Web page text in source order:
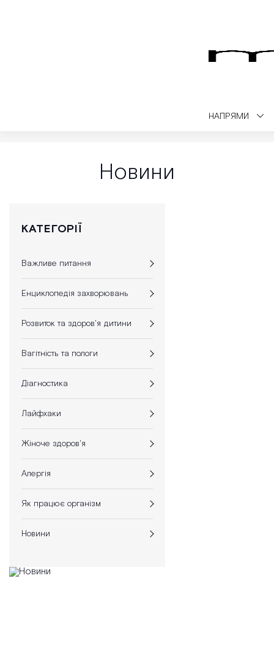
НАПРЯМИ
Новини
КАТЕГОРІЇ
Важливе питання
Енциклопедія захворювань
Розвиток та здоров'я дитини
Вагітність та пологи
Діагностика
Лайфхаки
Жіноче здоров'я
Алергія
Як працює організм
Новини